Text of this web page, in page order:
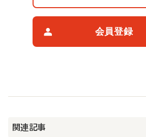
会員登録
関連記事